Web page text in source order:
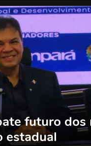
futuro dos
estadual